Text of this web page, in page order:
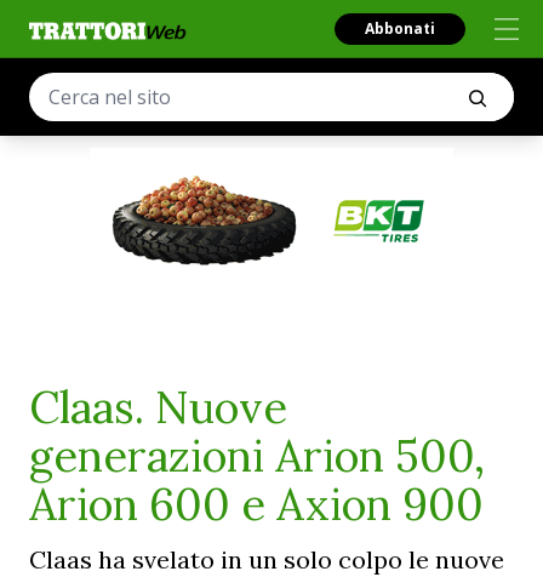
Abbonati
Claas. Nuove
generazioni Arion 500,
Arion 600 e Axion 900
Claas ha svelato in un solo colpo le nuove